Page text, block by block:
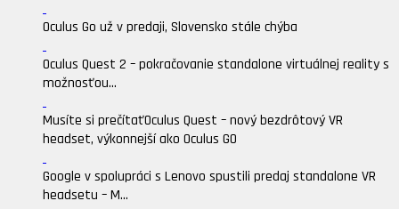
Oculus Go už v predaji, Slovensko stále chýba
Oculus Quest 2 – pokračovanie standalone virtuálnej reality s
možnosťou...
Musíte si prečítaťOculus Quest – nový bezdrôtový VR
headset, výkonnejší ako Oculus GO
Google v spolupráci s Lenovo spustili predaj standalone VR
headsetu – M...